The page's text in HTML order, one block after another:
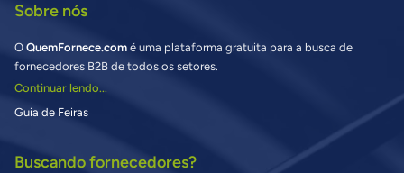
Sobre nós
O QuemFornece.com é uma plataforma gratuita para a busca de
fornecedores B2B de todos os setores.
Continuar lendo...
Guia de Feiras
Buscando fornecedores?